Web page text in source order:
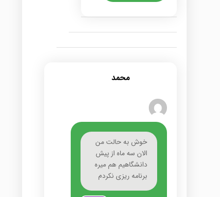
محمد
خوش به حالت من
الان سه ماه از پیش
دانشگاهیم هم میره
برنامه ریزی نکردم